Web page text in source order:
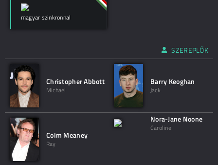
magyar szinkronnal
SZEREPLŐK
Christopher Abbott
Michael
Barry Keoghan
Jack
Colm Meaney
Ray
Nora-Jane Noone
Caroline